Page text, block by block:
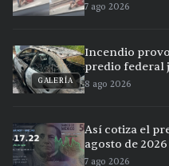
7 ago 2026
GALERÍA
Incendio
predio federal
8 ago 2026
Así cotiza el
agosto de
7 ago 2026